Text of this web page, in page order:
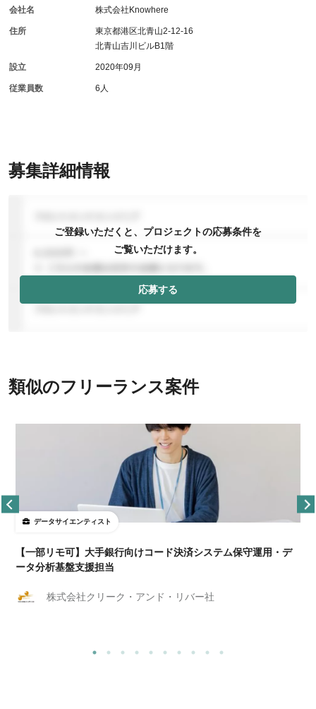
募集詳細情報
ご登録いただくと、プロジェクトの応募条件を
ご覧いただけます。
応募する
会社名 株式会社Knowhere
住所
東京都港区北青山2-12-16
北青山吉川ビルB1階
設立 2020年09月
従業員数 6人
類似のフリーランス案件
データサイエンティスト
【一部リモ可】大手銀行向けコード決済システム保守運用・デ
ータ分析基盤支援担当
株式会社クリーク・アンド・リバー社